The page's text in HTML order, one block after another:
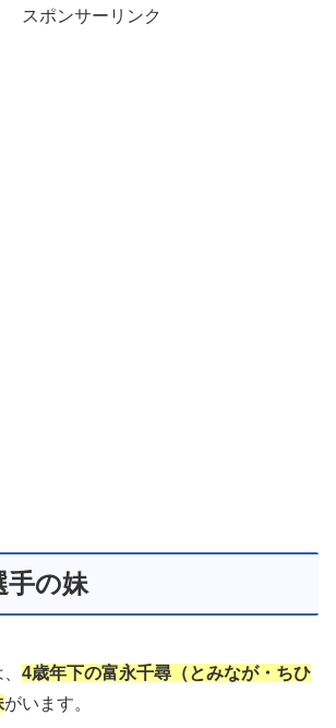
スポンサーリンク
手の妹
4歳年下の富永千尋（とみなが・ちひ
がいます。